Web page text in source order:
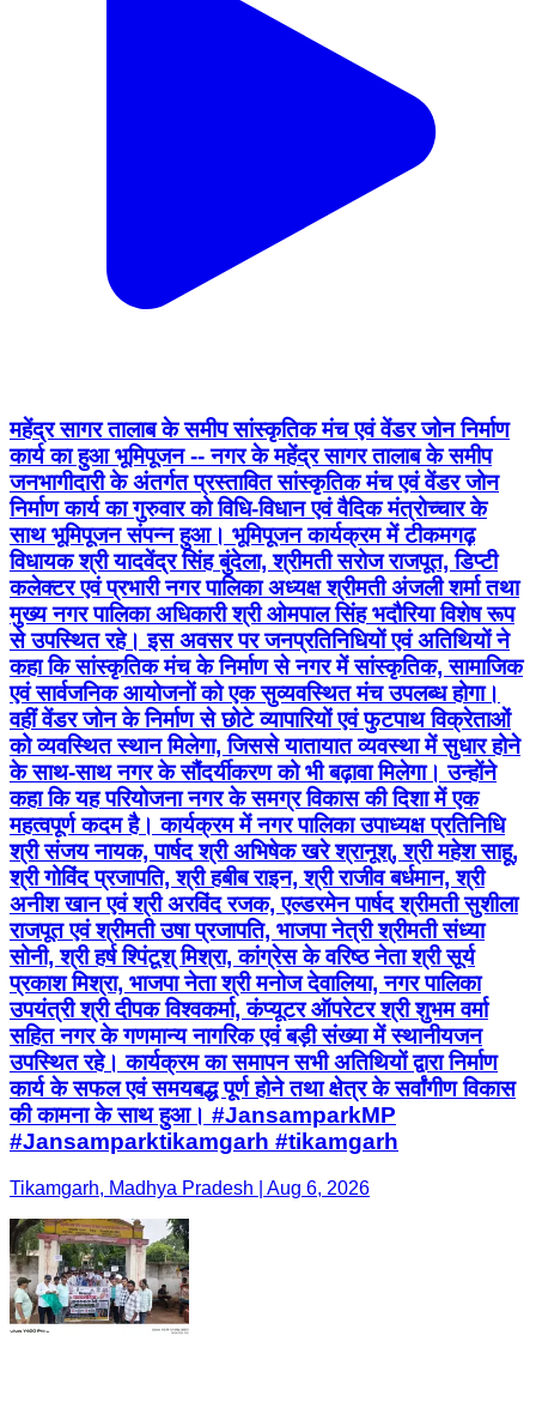
महेंद्र सागर तालाब के समीप सांस्कृतिक मंच एवं वेंडर जोन निर्माण
कार्य का हुआ भूमिपूजन -- नगर के महेंद्र सागर तालाब के समीप
जनभागीदारी के अंतर्गत प्रस्तावित सांस्कृतिक मंच एवं वेंडर जोन
निर्माण कार्य का गुरुवार को विधि-विधान एवं वैदिक मंत्रोच्चार के
साथ भूमिपूजन संपन्न हुआ। भूमिपूजन कार्यक्रम में टीकमगढ़
विधायक श्री यादवेंद्र सिंह बुंदेला, श्रीमती सरोज राजपूत, डिप्टी
कलेक्टर एवं प्रभारी नगर पालिका अध्यक्ष श्रीमती अंजली शर्मा तथा
मुख्य नगर पालिका अधिकारी श्री ओमपाल सिंह भदौरिया विशेष रूप
से उपस्थित रहे। इस अवसर पर जनप्रतिनिधियों एवं अतिथियों ने
कहा कि सांस्कृतिक मंच के निर्माण से नगर में सांस्कृतिक, सामाजिक
एवं सार्वजनिक आयोजनों को एक सुव्यवस्थित मंच उपलब्ध होगा।
वहीं वेंडर जोन के निर्माण से छोटे व्यापारियों एवं फुटपाथ विक्रेताओं
को व्यवस्थित स्थान मिलेगा, जिससे यातायात व्यवस्था में सुधार होने
के साथ-साथ नगर के सौंदर्यीकरण को भी बढ़ावा मिलेगा। उन्होंने
कहा कि यह परियोजना नगर के समग्र विकास की दिशा में एक
महत्वपूर्ण कदम है। कार्यक्रम में नगर पालिका उपाध्यक्ष प्रतिनिधि
श्री संजय नायक, पार्षद श्री अभिषेक खरे श्रानूश्, श्री महेश साहू,
श्री गोविंद प्रजापति, श्री हबीब राइन, श्री राजीव बर्धमान, श्री
अनीश खान एवं श्री अरविंद रजक, एल्डरमेन पार्षद श्रीमती सुशीला
राजपूत एवं श्रीमती उषा प्रजापति, भाजपा नेत्री श्रीमती संध्या
सोनी, श्री हर्ष श्पिंटूश् मिश्रा, कांग्रेस के वरिष्ठ नेता श्री सूर्य
प्रकाश मिश्रा, भाजपा नेता श्री मनोज देवालिया, नगर पालिका
उपयंत्री श्री दीपक विश्वकर्मा, कंप्यूटर ऑपरेटर श्री शुभम वर्मा
सहित नगर के गणमान्य नागरिक एवं बड़ी संख्या में स्थानीयजन
उपस्थित रहे। कार्यक्रम का समापन सभी अतिथियों द्वारा निर्माण
कार्य के सफल एवं समयबद्ध पूर्ण होने तथा क्षेत्र के सर्वांगीण विकास
की कामना के साथ हुआ। #JansamparkMP
#Jansamparktikamgarh #tikamgarh
Tikamgarh, Madhya Pradesh | Aug 6, 2026